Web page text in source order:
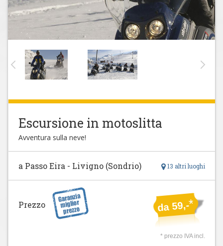
Escursione in motoslitta
Avventura sulla neve!
13 altri luoghi
a Passo Eira - Livigno (Sondrio)
da 59,-*
Prezzo
* prezzo IVA incl.